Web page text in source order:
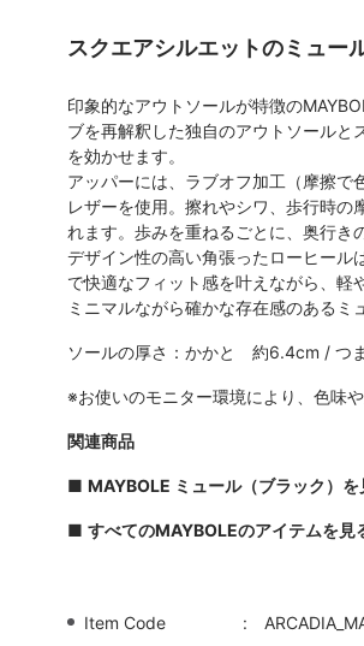
スクエアシルエットのミュー
印象的なアウトソールが特徴の
ブを再解釈した独自のアウトソールと
を効かせます。
アッパーには、ラブオフ加工（摩擦で
レザーを使用。擦れやシワ、歩行時の
れます。歩みを重ねるごとに、奥行き
デザイン性の高い角張ったローヒール
で快適なフィット感を叶えながら、軽
ミニマルながら確かな存在感のあるミ
ソールの厚さ：かかと 約6.4cm / つ
※お使いのモニター環境により、色味
関連商品
■ MAYBOLE ミュール（ブラック）を
■ すべてのMAYBOLEのアイテムを見
Item Code